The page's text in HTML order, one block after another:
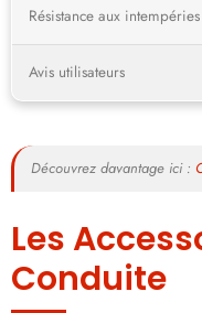
Résistance aux intempéries
Avis utilisateurs
Découvrez davantage ici :
Les
Conduite